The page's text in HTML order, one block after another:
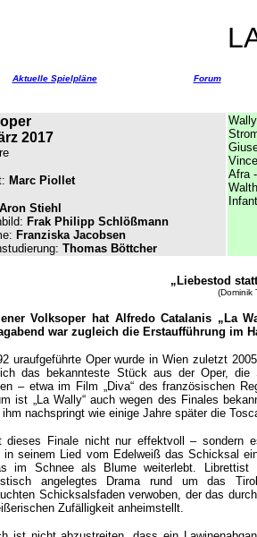
Aktuelle Spielpläne Forum
2017
Marc Piollet
Aron Stiehl
Frak Philipp Schlößmann
Franziska Jacobsen
Thomas Böttcher
Afra
„ Liebestod
(Dominik
Volksoper hat Alfredo Catalanis „La
war zugleich die Erstaufführung im
uraufgeführte Oper wurde in Wien zuletzt
das bekannteste Stück aus der Oper, die
– etwa im Film „Diva“ des französischen
ist „La Wally“ auch wegen des Finales
ihm nachspringt wie einige Jahre später die
dieses Finale nicht nur effektvoll – sondern
in seinem Lied vom Edelweiß das Schicksal
im Schnee als Blume weiterlebt.
angelegtes Drama rund um das
Schicksalsfaden verwoben, der das
Zufälligkeit anheimstellt.